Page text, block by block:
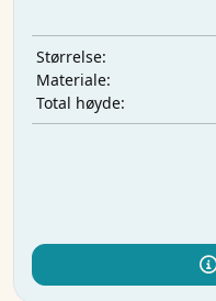
Størrelse:
Materiale:
Total høyde: